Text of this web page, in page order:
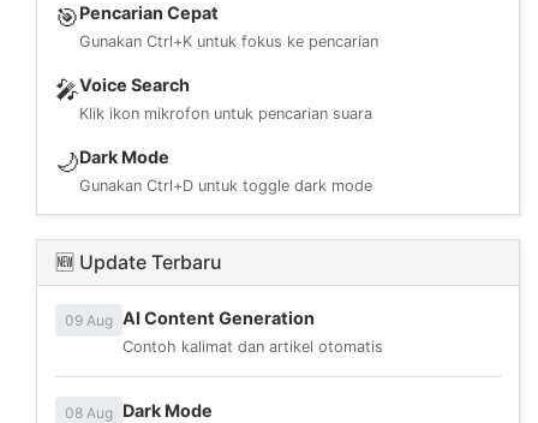
🎯Pencarian Cepat
Gunakan Ctrl+K untuk fokus ke pencarian
🎤Voice Search
Klik ikon mikrofon untuk pencarian suara
🌙Dark Mode
Gunakan Ctrl+D untuk toggle dark mode
🆕 Update Terbaru
09 Aug AI Content Generation
Contoh kalimat dan artikel otomatis
08 Aug Dark Mode